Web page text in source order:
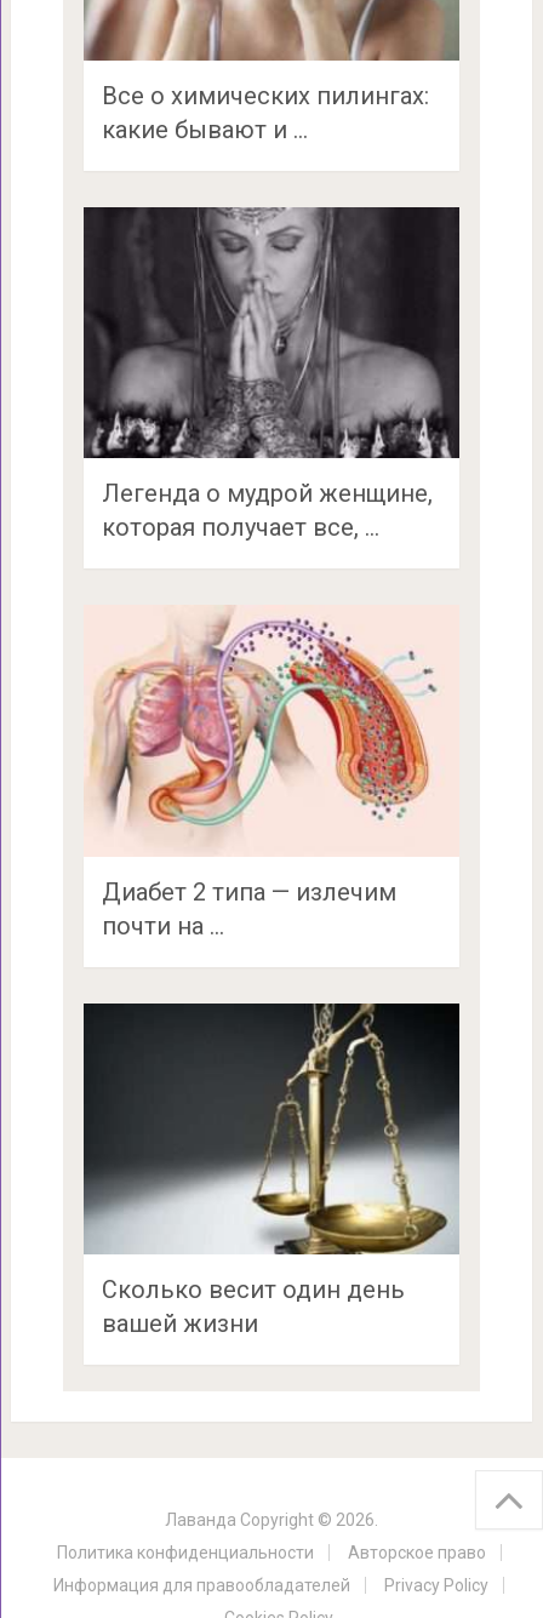
Все о химических пилингах:
какие бывают и …
Легенда о мудрой женщине,
которая получает все, …
Диабет 2 типа — излечим
почти на …
Сколько весит один день
вашей жизни
Лаванда Copyright © 2026.
Политика конфиденциальности
Авторское право
Информация для правообладателей
Privacy Policy